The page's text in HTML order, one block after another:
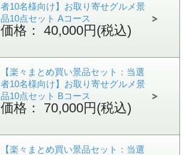
者10名様向け】お取り寄せグルメ景
品10点セット Aコース
価格： 40,000円(税込)
【楽々まとめ買い景品セット：当選
者10名様向け】お取り寄せグルメ景
品10点セット Bコース
価格： 70,000円(税込)
【楽々まとめ買い景品セット：当選